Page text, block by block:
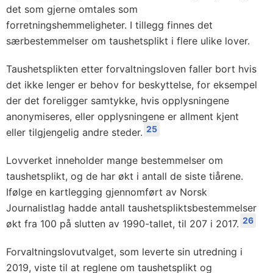
det som gjerne omtales som
forretningshemmeligheter. I tillegg finnes det
særbestemmelser om taushetsplikt i flere ulike lover.
Taushetsplikten etter forvaltningsloven faller bort hvis
det ikke lenger er behov for beskyttelse, for eksempel
der det foreligger samtykke, hvis opplysningene
anonymiseres, eller opplysningene er allment kjent
eller tilgjengelig andre steder. 25
Lovverket inneholder mange bestemmelser om
taushetsplikt, og de har økt i antall de siste tiårene.
Ifølge en kartlegging gjennomført av Norsk
Journalistlag hadde antall taushetspliktsbestemmelser
økt fra 100 på slutten av 1990-tallet, til 207 i 2017. 26
Forvaltningslovutvalget, som leverte sin utredning i
2019, viste til at reglene om taushetsplikt og